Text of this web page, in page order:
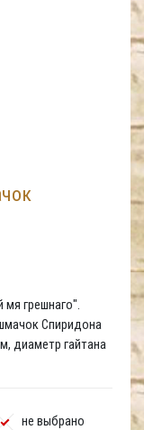
грешнаго".
Спиридона
диаметр гайтана
не выбрано